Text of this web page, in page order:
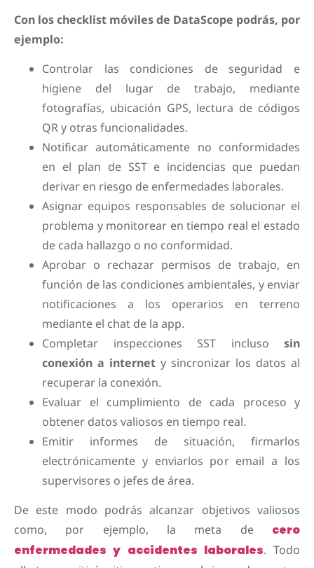
Con los checklist móviles de DataScope podrás, por
ejemplo:
Controlar las condiciones de seguridad e
higiene del lugar de trabajo, mediante
fotografías, ubicación GPS, lectura de códigos
QR y otras funcionalidades.
Notificar automáticamente no conformidades
en el plan de SST e incidencias que puedan
derivar en riesgo de enfermedades laborales.
Asignar equipos responsables de solucionar el
problema y monitorear en tiempo real el estado
de cada hallazgo o no conformidad.
Aprobar o rechazar permisos de trabajo, en
función de las condiciones ambientales, y enviar
notificaciones a los operarios en terreno
mediante el chat de la app.
Completar inspecciones SST incluso sin
conexión a internet y sincronizar los datos al
recuperar la conexión.
Evaluar el cumplimiento de cada proceso y
obtener datos valiosos en tiempo real.
Emitir informes de situación, firmarlos
electrónicamente y enviarlos por email a los
supervisores o jefes de área.
De este modo podrás alcanzar objetivos valiosos
como, por ejemplo, la meta de cero
enfermedades y accidentes laborales. Todo